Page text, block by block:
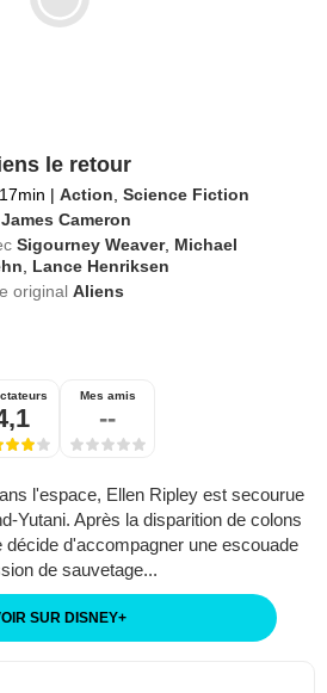
le retour
| Action ,Science Fiction
James Cameron
Sigourney Weaver, Michael
Lance Henriksen
originalAliens
Mes amis
--
l'espace, Ellen Ripley est secourue
Yutani. Après la disparition de colons
décide d'accompagner une escouade
de sauvetage...
SUR DISNEY+